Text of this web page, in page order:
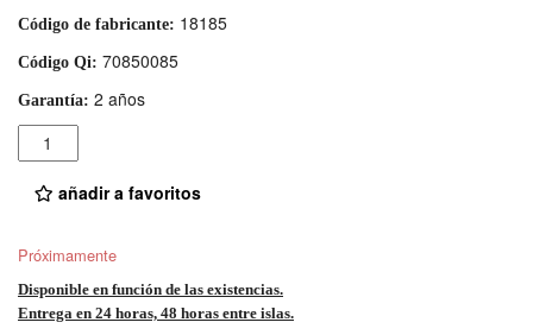
Código de fabricante: 18185
Código Qi: 70850085
Garantía: 2 años
Cantidad
añadir a favoritos
Próximamente
Disponible en función de las existencias.
Entrega en 24 horas, 48 horas entre islas.